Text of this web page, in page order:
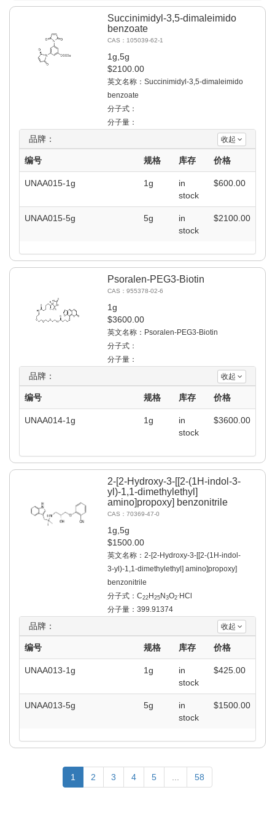
Succinimidyl-3,5-dimaleimido
benzoate
CAS：105039-62-1
1g,5g
$2100.00
英文名称：Succinimidyl-3,5-dimaleimido
benzoate
分子式：
分子量：
收起
品牌：
编号 规格 库存 价格
UNAA015-1g 1g
in
stock
$600.00
UNAA015-5g 5g
in
stock
$2100.00
Psoralen-PEG3-Biotin
CAS：955378-02-6
1g
$3600.00
英文名称：Psoralen-PEG3-Biotin
分子式：
分子量：
收起
品牌：
编号 规格 库存 价格
UNAA014-1g 1g
in
stock
$3600.00
2-[2-Hydroxy-3-[[2-(1H-indol-3-
yl)-1,1-dimethylethyl]
amino]propoxy] benzonitrile
CAS：70369-47-0
1g,5g
$1500.00
英文名称：2-[2-Hydroxy-3-[[2-(1H-indol-
3-yl)-1,1-dimethylethyl] amino]propoxy]
benzonitrile
分子式：C22H 25N 3O2 HCl
分子量：399.91374
收起
品牌：
编号 规格 库存 价格
UNAA013-1g 1g
in
stock
$425.00
UNAA013-5g 5g
in
stock
$1500.00
1 2 3 4 5 58